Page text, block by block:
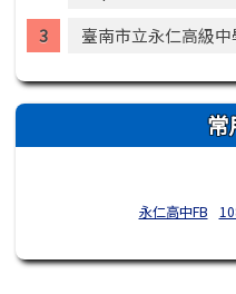
臺南市立永仁高級
常
永仁高中FB